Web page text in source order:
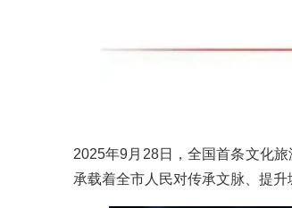
2025年9月28日，全国首条文化
承载着全市人民对传承文脉、提升